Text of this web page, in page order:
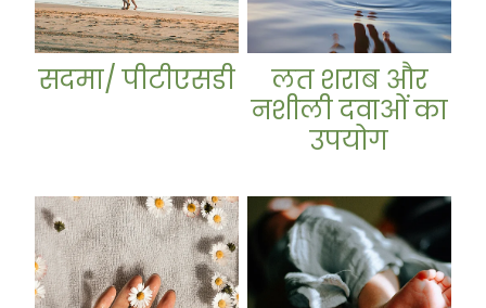
सदमा/ पीटीएसडी लत शराब और
नशीली दवाओं का
उपयोग
पीएमडीडी प्रसवोत्तर निराशा